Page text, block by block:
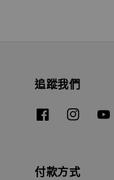
追蹤我們
付款方式